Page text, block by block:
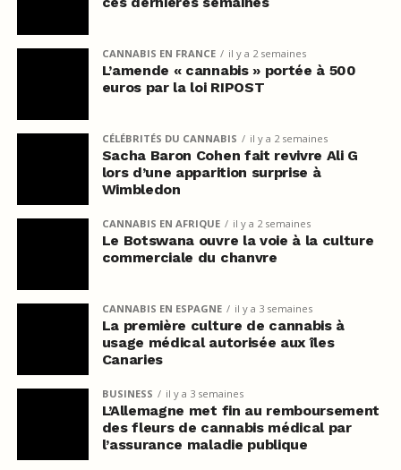
CANNABIS EN FRANCE il y a 2 semaines
L’amende « cannabis » portée à 500
euros par la loi RIPOST
CÉLÉBRITÉS DU CANNABIS il y a 2 semaines
Sacha Baron Cohen fait revivre Ali G
lors d’une apparition surprise à
Wimbledon
CANNABIS EN AFRIQUE il y a 2 semaines
Le Botswana ouvre la voie à la culture
commerciale du chanvre
CANNABIS EN ESPAGNE il y a 3 semaines
La première culture de cannabis à
usage médical autorisée aux îles
Canaries
BUSINESS il y a 3 semaines
L’Allemagne met fin au remboursement
des fleurs de cannabis médical par
l’assurance maladie publique